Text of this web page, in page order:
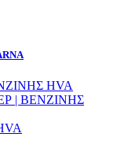
HVA
| ΒΕΝΖΙΝΗΣ